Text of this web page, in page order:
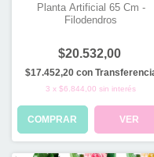
Planta Artificial 65 Cm -
Filodendros
$20.532,00
$17.452,20 con
3 x$6.844,00 sin interés
COMPRAR VER